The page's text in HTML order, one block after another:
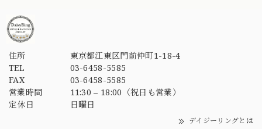
住所
東京都江東区門前仲町1-18-4
TEL
03-6458-5585
FAX
03-6458-5585
営業時間
11:30 – 18:00（祝日も営業）
定休日
日曜日
デイジーリングとは